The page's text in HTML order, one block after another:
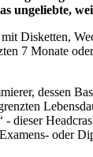
ungeliebte,
Disketten,
7 Monate
dessen
dieser
oder